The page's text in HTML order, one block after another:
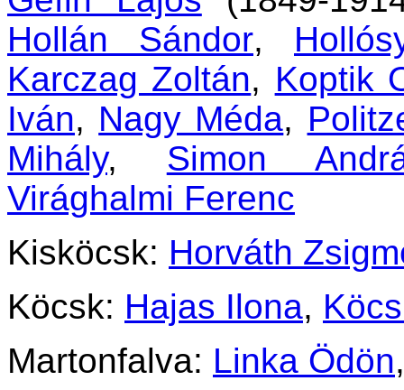
Hollán Sándor,
Karczag Zoltán, Koptik
Iván, Nagy Méda,
Mihály, Simon
Virághalmi Ferenc
Kisköcsk: Horváth
Köcsk: Hajas Ilona,
Martonfalva: Linka Ödön